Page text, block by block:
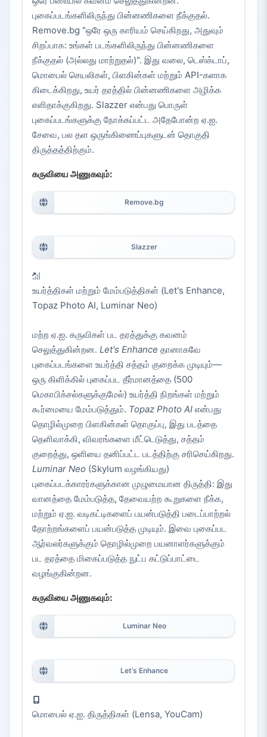
புகைப்படங்களிலிருந்து பின்னணிகளை நீக்குதல்.
Remove.bg "ஒரே ஒரு காரியம் செய்கிறது, அதுவும்
சிறப்பாக: உங்கள் படங்களிலிருந்து பின்னணிகளை
நீக்குதல் (அல்லது மாற்றுதல்)". இது வலை, டெஸ்க்டாப்,
மொபைல் செயலிகள், பிளகின்கள் மற்றும் API-களாக
கிடைக்கிறது, உயர் தரத்தில் பின்னணிகளை அழிக்க
எளிதாக்குகிறது. Slazzer என்பது பொருள்
புகைப்படங்களுக்கு நோக்கப்பட்ட அதேபோன்ற ஏ.ஐ.
சேவை, பல தள ஒருங்கிணைப்புகளுடன் தொகுதி
திருத்தத்திற்கும்.
கருவியை அணுகவும்:
Remove.bg
Slazzer
உயர்த்திகள் மற்றும் மேம்படுத்திகள் (Let's Enhance,
Topaz Photo AI, Luminar Neo)
மற்ற ஏ.ஐ. கருவிகள் பட தரத்துக்கு கவனம்
செலுத்துகின்றன. Let's Enhance தானாகவே
புகைப்படங்களை உயர்த்தி சத்தம் குறைக்க முடியும்—
ஒரு கிளிக்கில் புகைப்பட தீர்மானத்தை (500
மெகாபிக்சல்களுக்குமேல்) உயர்த்தி நிறங்கள் மற்றும்
கூர்மையை மேம்படுத்தும். Topaz Photo AI என்பது
தொழில்முறை பிளகின்கள் தொகுப்பு, இது படத்தை
தெளிவாக்கி, விவரங்களை மீட்டெடுத்து, சத்தம்
குறைத்து, ஒளியை தனிப்பட்ட படத்திற்கு சரிசெய்கிறது.
Luminar Neo (Skylum வழங்கியது)
புகைப்படக்காரர்களுக்கான முழுமையான திருத்தி: இது
வானத்தை மேம்படுத்த, தேவையற்ற கூறுகளை நீக்க,
மற்றும் ஏ.ஐ. வடிகட்டிகளைப் பயன்படுத்தி படைப்பாற்றல்
தோற்றங்களைப் பயன்படுத்த முடியும். இவை புகைப்பட
ஆர்வலர்களுக்கும் தொழில்முறை பயனாளர்களுக்கும்
பட தரத்தை மிகைப்படுத்த நுட்ப கட்டுப்பாட்டை
வழங்குகின்றன.
கருவியை அணுகவும்:
Luminar Neo
Let’s Enhance
மொபைல் ஏ.ஐ. திருத்திகள் (Lensa, YouCam)